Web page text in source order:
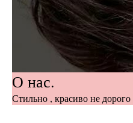
О нас.
Стильно , красиво не дорого